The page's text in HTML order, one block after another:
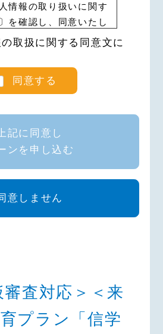
。
当金庫が必要と認めた
の住民票、戸籍謄
地を確認するために必
与信後の管理上、相続
当金庫が団体信用生命
務等を円滑に遂行する
ことに同意いたしま
途上与信を含む。以下
に与信後の管理のため
で、当金庫の保有す
提供することに同意い
情報の取り扱いに関す
を確認し、同意いたし
約款および契約規定に
収集・保有・利用・提
も、本同意書の各同意
優先して適用されるこ
します。
情報の利用目的）
成立後の契約者、連帯
情報 を取得、保有、
に同意いたします。
取扱に関する同意文に
同意する
記に同意し
ンを申し込む
意しません
審査対応＞＜来
プラン「信学